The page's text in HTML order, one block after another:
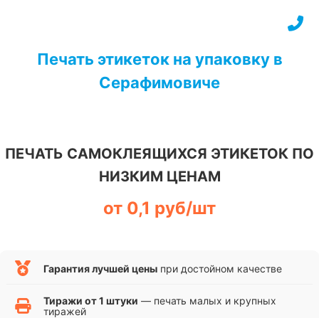
Печать этикеток на упаковку в
Серафимовиче
ПЕЧАТЬ САМОКЛЕЯЩИХСЯ ЭТИКЕТОК ПО
НИЗКИМ ЦЕНАМ
от 0,1 руб/шт
Гарантия лучшей цены при достойном качестве
Тиражи от 1 штуки — печать малых и крупных
тиражей